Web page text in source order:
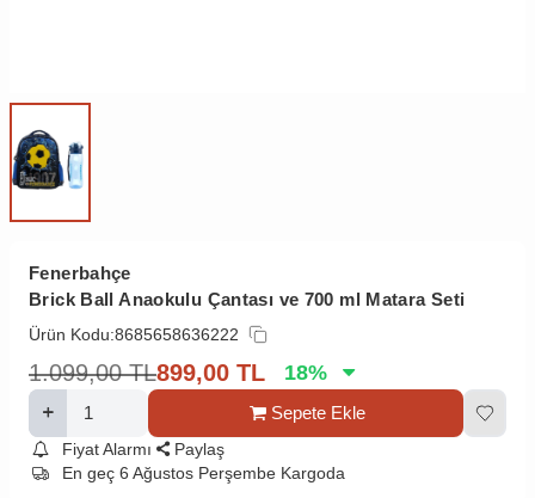
Fenerbahçe
Brick Ball Anaokulu Çantası ve 700 ml Matara Seti
Ürün Kodu:8685658636222
1.099,00 TL899,00 TL 18%
Sepete Ekle
Fiyat Alarmı
Paylaş
En geç 6 Ağustos Perşembe Kargoda